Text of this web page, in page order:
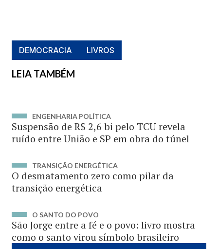
DEMOCRACIA LIVROS
LEIA TAMBÉM
ENGENHARIA POLÍTICA
Suspensão de R$ 2,6 bi pelo TCU revela
ruído entre União e SP em obra do túnel
TRANSIÇÃO ENERGÉTICA
O desmatamento zero como pilar da
transição energética
O SANTO DO POVO
São Jorge entre a fé e o povo: livro mostra
como o santo virou símbolo brasileiro